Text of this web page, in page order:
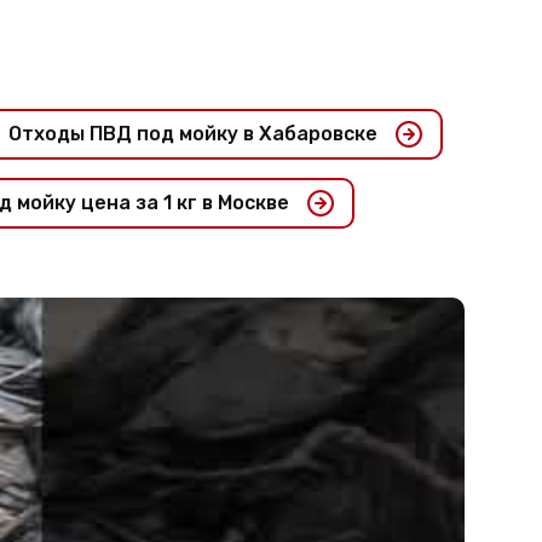
Отходы ПВД под мойку в Хабаровске
мойку цена за 1 кг в Москве